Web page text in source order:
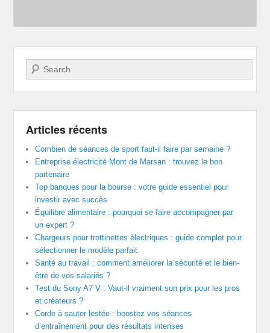
Recherche
Articles récents
Combien de séances de sport faut-il faire par semaine ?
Entreprise électricité Mont de Marsan : trouvez le bon
partenaire
Top banques pour la bourse : votre guide essentiel pour
investir avec succès
Équilibre alimentaire : pourquoi se faire accompagner par
un expert ?
Chargeurs pour trottinettes électriques : guide complet pour
sélectionner le modèle parfait
Santé au travail : comment améliorer la sécurité et le bien-
être de vos salariés ?
Test du Sony A7 V : Vaut-il vraiment son prix pour les pros
et créateurs ?
Corde à sauter lestée : boostez vos séances
d’entraînement pour des résultats intenses